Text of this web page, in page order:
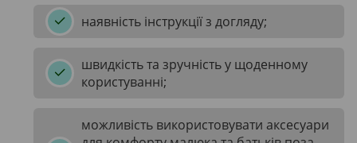
наявність інструкції з догляду;
швидкість та зручність у щоденному
користуванні;
можливість використовувати аксесуари